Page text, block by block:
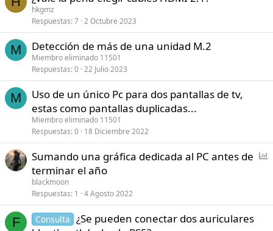
hkgmz
Respuestas 7 2 Octubre 2023
M Detección de más de una unidad M.2
Miembro eliminado 11501
Respuestas 0 22 Julio 2023
M
Uso de un único Pc para dos pantallas de tv,
estas como pantallas duplicadas...
Miembro eliminado 11501
Respuestas 0 18 Diciembre 2022
e
Sumando una gráfica dedicada al PC antes de
terminar el año
blackmoon
Respuestas 1 4 Agosto 2022
F Consulta ¿Se pueden conectar dos auriculares